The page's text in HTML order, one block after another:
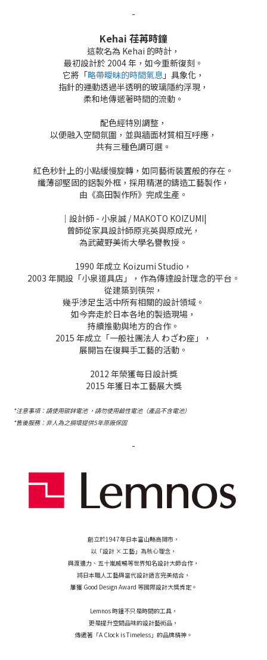
-
Kehai 荏苒時鐘
這款名為 Kehai 的時計，
最初設計於 2004 年，如今重新復刻。
它將「略帶曖昧的時間氣息 」具象化，
指針的運動透過半透明的玻璃隱約浮現，
柔和地傳遞著時間的流動。
配色經特別調整，
以便融入空間氛圍，並與牆面材質相互呼應，
共有三種色調可選。
紅色秒針上的小點緩慢旋轉，如同藝術裝置般的存在。
纖薄卻堅固的鋁製外框，採用精湛的鑄造工藝製作，
由《高田製作所》完成生產。
｜設計師 - 小泉誠 / MAKOTO KOIZUMI|
曾師從家具設計師原兆英與原成光，
為武藏野美術大學名譽教授。
1990 年成立 Koizumi Studio，
2003 年開設「小泉道具店」，作為傳達設計理念的平台。
從建築到筷架，
幾乎涉足生活中所有相關的設計領域。
如今奔走於日本各地的製造現場，
持續推動與地方的合作。
2015 年成立「一般社團法人 わざわ座」，
展開旨在復興手工藝的活動。
2012 年榮獲每日設計獎
2015 年獲日本工藝展大獎
*注意事項：請使用碳鋅電池 ，請勿使用鹼性電池（產品不含電池）
*售後服務：非人為之損壞提供5年原廠保固
-
創立於1947年日本富山縣高岡市，
以「設計 × 工藝」為核心理念，
與渡邊力、五十嵐威暢等世界知名設計大師合作，
將日本職人工藝與當代設計語言完美結合，
屢獲 Good Design Award 等國際設計大獎肯定。
Lemnos 時鐘不只是時間的工具，
更是提升空間品味的設計藝術品，
傳遞著「A Clock is Timeless」的品牌精神。